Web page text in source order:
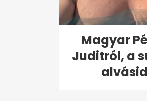
Magyar
Juditról, a